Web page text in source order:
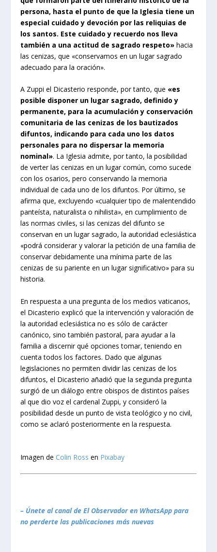
persona, hasta el punto de que la Iglesia tiene un
especial cuidado y devoción por las reliquias de
los santos. Este cuidado y recuerdo nos lleva
también a una actitud de sagrado respeto» hacia
las cenizas, que «conservamos en un lugar sagrado
adecuado para la oración».
A Zuppi el Dicasterio responde, por tanto, que «es
posible disponer un lugar sagrado, definido y
permanente, para la acumulación y conservación
comunitaria de las cenizas de los bautizados
difuntos, indicando para cada uno los datos
personales para no dispersar la memoria
nominal». La Iglesia admite, por tanto, la posibilidad
de verter las cenizas en un lugar común, como sucede
con los osarios, pero conservando la memoria
individual de cada uno de los difuntos. Por último, se
afirma que, excluyendo «cualquier tipo de malentendido
panteísta, naturalista o nihilista», en cumplimiento de
las normas civiles, si las cenizas del difunto se
conservan en un lugar sagrado, la autoridad eclesiástica
«podrá considerar y valorar la petición de una familia de
conservar debidamente una mínima parte de las
cenizas de su pariente en un lugar significativo» para su
historia.
En respuesta a una pregunta de los medios vaticanos,
el Dicasterio explicó que la intervención y valoración de
la autoridad eclesiástica no es sólo de carácter
canónico, sino también pastoral, para ayudar a la
familia a discernir qué opciones tomar, teniendo en
cuenta todos los factores. Dado que algunas
legislaciones no permiten dividir las cenizas de los
difuntos, el Dicasterio añadió que la segunda pregunta
surgió de un diálogo entre obispos de distintos países
al que dio voz el cardenal Zuppi, y consideró la
posibilidad desde un punto de vista teológico y no civil,
como se aclaró posteriormente en la respuesta.
Imagen de Colin Ross en Pixabay
– Únete al canal de El Observador en WhatsApp para
no perderte las publicaciones más nuevas